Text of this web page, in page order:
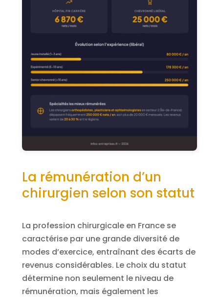
La rémunération d’un
chirurgien selon son statut
La profession chirurgicale en France se
caractérise par une grande diversité de
modes d’exercice, entraînant des écarts de
revenus considérables. Le choix du statut
détermine non seulement le niveau de
rémunération, mais également les